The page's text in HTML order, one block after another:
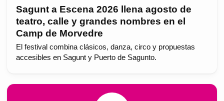
Sagunt a Escena 2026 llena agosto de
teatro, calle y grandes nombres en el
Camp de Morvedre
El festival combina clásicos, danza, circo y propuestas
accesibles en Sagunt y Puerto de Sagunto.